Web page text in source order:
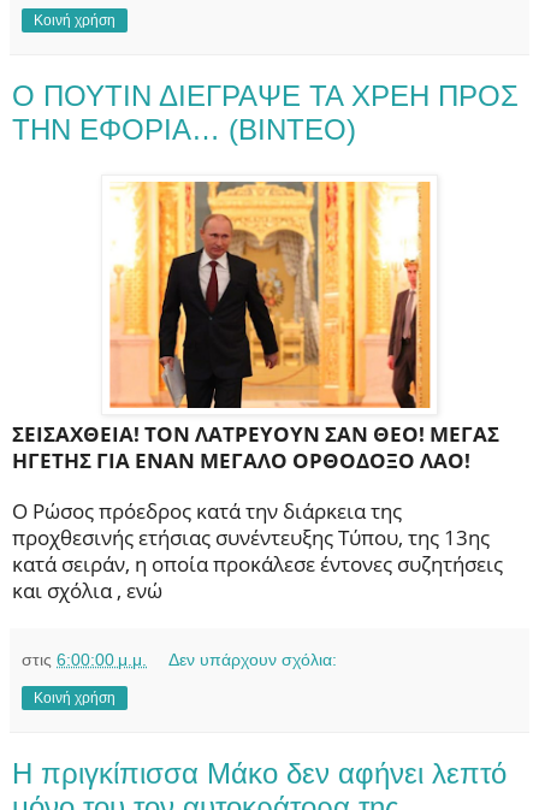
Κοινή χρήση
Ο ΠΟΥΤΙΝ ΔΙΕΓΡΑΨΕ ΤΑ ΧΡΕΗ ΠΡΟΣ
ΤΗΝ ΕΦΟΡΙΑ… (ΒΙΝΤΕΟ)
ΣΕΙΣΑΧΘΕΙΑ! ΤΟΝ ΛΑΤΡΕΥΟΥΝ ΣΑΝ ΘΕΟ! ΜΕΓΑΣ
ΗΓΕΤΗΣ ΓΙΑ ΕΝΑΝ ΜΕΓΑΛΟ ΟΡΘΟΔΟΞΟ ΛΑΟ!
Ο Ρώσος πρόεδρος κατά την διάρκεια της
προχθεσινής ετήσιας συνέντευξης Τύπου, της 13ης
κατά σειράν, η οποία προκάλεσε έντονες συζητήσεις
και σχόλια , ενώ
στις 6:00:00 μ.μ. Δεν υπάρχουν σχόλια:
Κοινή χρήση
Η πριγκίπισσα Μάκο δεν αφήνει λεπτό